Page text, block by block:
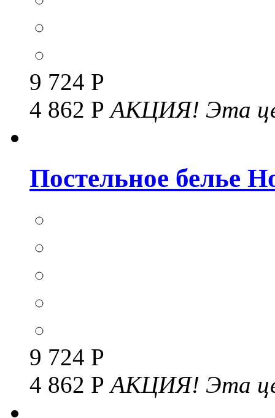
9 724 Р
4 862 РАКЦИЯ! Эта
Постельное белье
9 724 Р
4 862 Р АКЦИЯ! Эта